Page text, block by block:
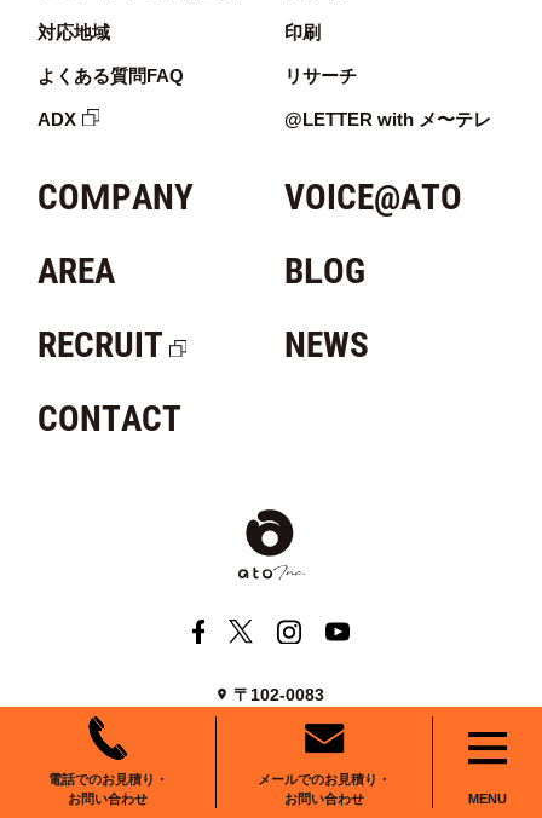
電話でのお見積り・
お問い合わせ
メールでのお見積り・
お問い合わせ
MENU
対応地域
よくある質問FAQ
ADX
印刷
リサーチ
@LETTER with メ〜テレ
COMPANY
AREA
RECRUIT
VOICE@ATO
BLOG
NEWS
CONTACT
〒102-0083
東京都千代田区麹町6-6-2
番町麹町ビルディング5F We Work麹町